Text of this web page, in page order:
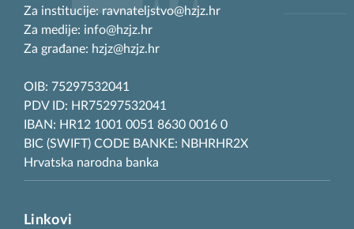
Za institucije: ravnateljstvo@hzjz.hr
Za medije: info@hzjz.hr
Za građane: hzjz@hzjz.hr
OIB: 75297532041
PDV ID: HR75297532041
IBAN: HR12 1001 0051 8630 0016 0
BIC (SWIFT) CODE BANKE: NBHRHR2X
Hrvatska narodna banka
Linkovi